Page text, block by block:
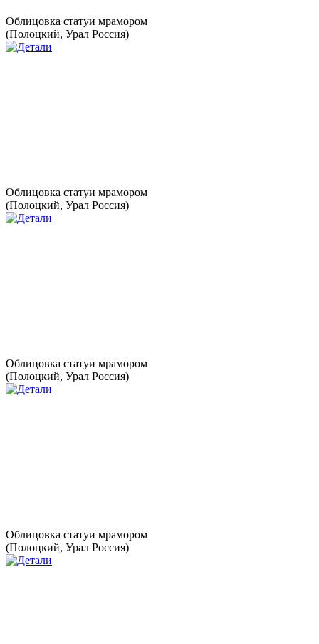
Облицовка статуи мрамором
(Полоцкий, Урал Россия)
Облицовка статуи мрамором
(Полоцкий, Урал Россия)
Облицовка статуи мрамором
(Полоцкий, Урал Россия)
Облицовка статуи мрамором
(Полоцкий, Урал Россия)